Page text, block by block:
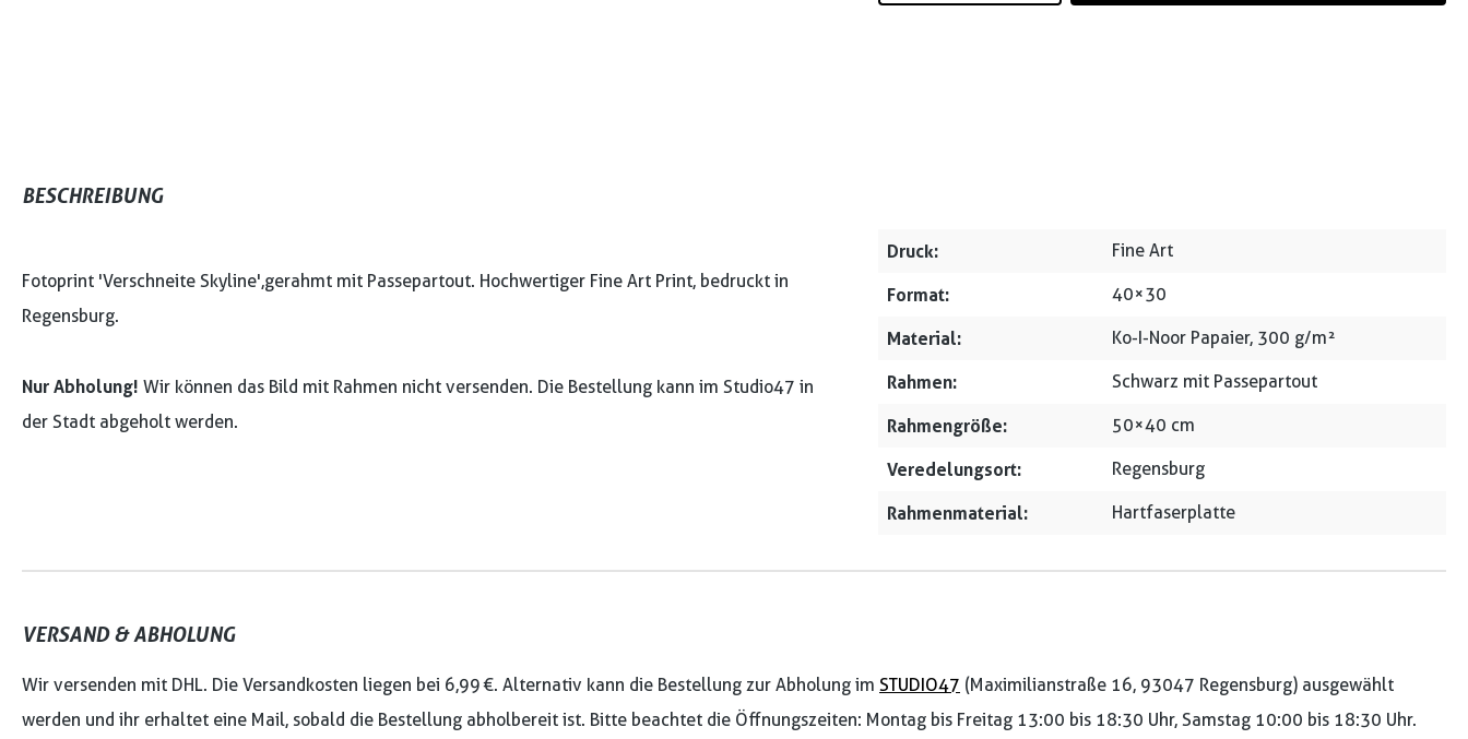
BESCHREIBUNG
Fotoprint 'Verschneite Skyline', gerahmt mit Passepartout. Hochwertiger Fine Art Print, bedruckt in
Regensburg.
Nur Abholung! Wir können das Bild mit Rahmen nicht versenden. Die Bestellung kann im Studio47 in
der Stadt abgeholt werden.
Druck: Fine Art
Format: 40×30
Material: Ko-I-Noor Papaier, 300 g/m²
Rahmen: Schwarz mit Passepartout
Rahmengröße: 50×40 cm
Veredelungsort: Regensburg
Rahmenmaterial: Hartfaserplatte
VERSAND & ABHOLUNG
Wir versenden mit DHL. Die Versandkosten liegen bei 6,99 €. Alternativ kann die Bestellung zur Abholung im STUDIO47 (Maximilianstraße 16, 93047 Regensburg) ausgewählt
werden und ihr erhaltet eine Mail, sobald die Bestellung abholbereit ist. Bitte beachtet die Öffnungszeiten: Montag bis Freitag 13:00 bis 18:30 Uhr, Samstag 10:00 bis 18:30 Uhr.